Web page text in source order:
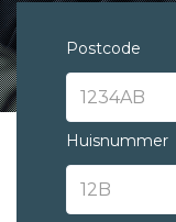
Postcode
Huisnummer